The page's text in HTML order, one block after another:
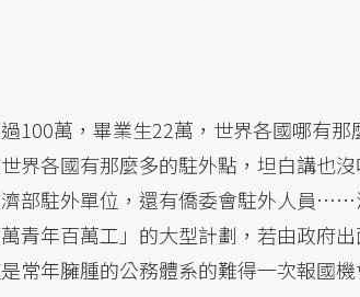
100萬，畢業生22萬，世界各國哪有
界各國有那麼多的駐外點，坦白講也
部駐外單位，還有僑委會駐外人員
青年百萬工」的大型計劃，若由政府
常年臃腫的公務體系的難得一次報國機